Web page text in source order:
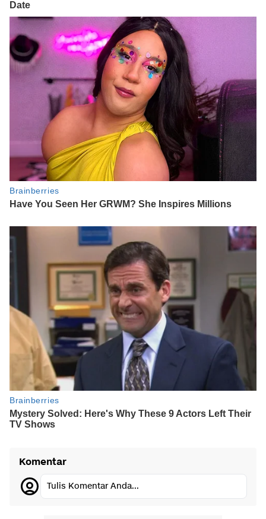
Komentar
Tulis Komentar Anda...